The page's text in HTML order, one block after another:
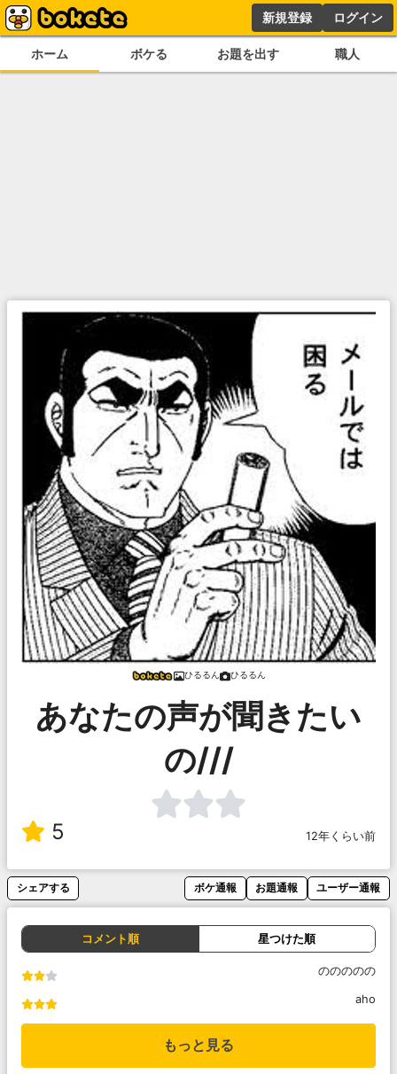
新規登録 ログイン
ホーム ボケる お題を出す 職人
ひるるん ひるるん
あなたの声が聞きたい
の///
5 12年くらい前
シェアする ボケ通報 お題通報 ユーザー通報
コメント順 星つけた順
ののののの
aho
もっと見る